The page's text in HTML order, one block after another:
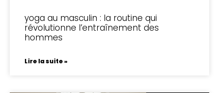
yoga au masculin : la routine qui
révolutionne l’entraînement des
hommes
Lire la suite »